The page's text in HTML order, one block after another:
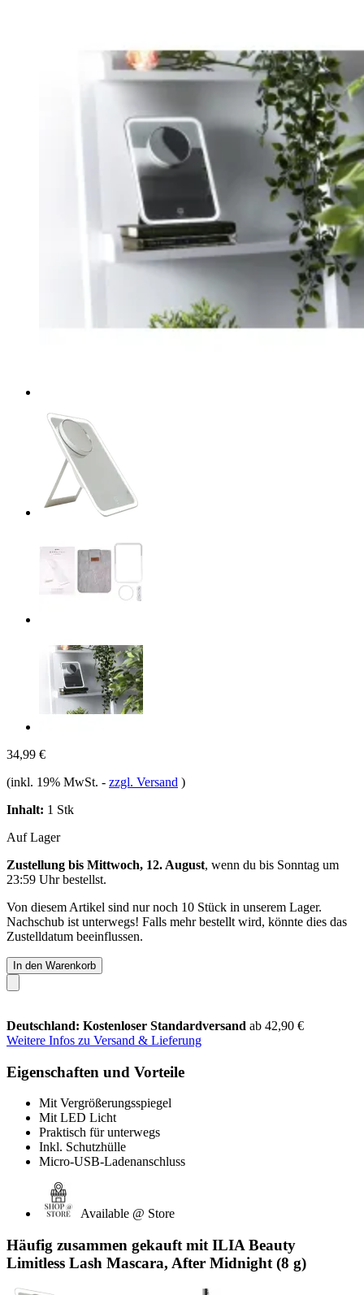
34,99 €
(inkl. 19% MwSt. - zzgl. Versand )
Inhalt: 1 Stk
Auf Lager
Zustellung bis Mittwoch, 12. August, wenn du bis Sonntag um
23:59 Uhrbestellst.
Von diesem Artikel sind nur noch 10 Stück in unserem Lager.
Nachschub ist unterwegs! Falls mehr bestellt wird, könnte dies das
Zustelldatum beeinflussen.
In den Warenkorb
Deutschland: Kostenloser Standardversand ab 42,90 €
Weitere Infos zu Versand & Lieferung
Eigenschaften und Vorteile
Mit Vergrößerungsspiegel
Mit LED Licht
Praktisch für unterwegs
Inkl. Schutzhülle
Micro-USB-Ladenanschluss
Available @ Store
Häufig zusammen gekauft mit ILIA Beauty
Limitless Lash Mascara, After Midnight (8 g)